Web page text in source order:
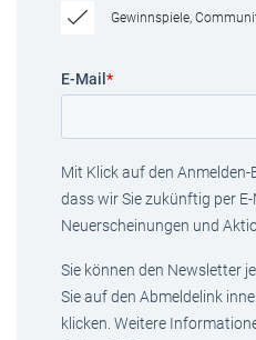
Gewinnspiele,
E-Mail *
Mit Klick auf den
dass wir Sie zukünftig per
Neuerscheinungen und
Sie können den Newsletter
Sie auf den Abmeldelink
klicken. Weitere